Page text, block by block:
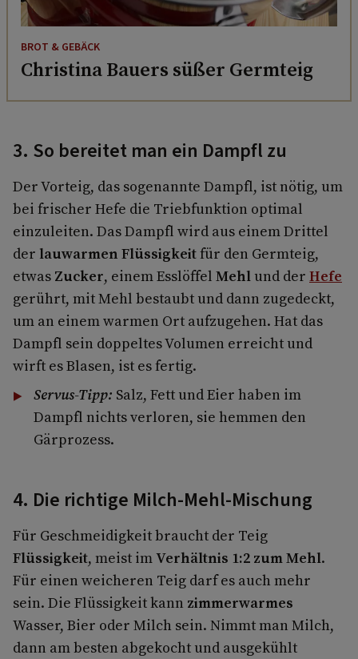
BROT & GEBÄCK
Christina Bauers süßer Germteig
3. So bereitet man ein Dampfl zu
Der Vorteig, das sogenannte Dampfl, ist nötig, um
bei frischer Hefe die Triebfunktion optimal
einzuleiten. Das Dampfl wird aus einem Drittel
der lauwarmen Flüssigkeitfür den Germteig,
etwas Zucker, einem Esslöffel Mehl und der Hefe
gerührt, mit Mehl bestaubt und dann zugedeckt,
um an einem warmen Ort aufzugehen. Hat das
Dampfl sein doppeltes Volumen erreicht und
wirft es Blasen, ist es fertig.
Servus-Tipp: Salz, Fett und Eier haben im
Dampfl nichts verloren, sie hemmen den
Gärprozess.
4. Die richtige Milch-Mehl-Mischung
Für Geschmeidigkeit braucht der Teig
Flüssigkeit, meist imVerhältnis 1:2 zum Mehl.
Für einen weicheren Teig darf es auch mehr
sein. Die Flüssigkeit kann zimmerwarmes
Wasser, Bier oder Milch sein. Nimmt man Milch,
dann am besten abgekocht und ausgekühlt